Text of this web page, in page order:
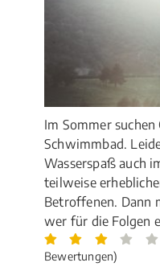
Im Sommer
Schwimmbad.
Wasserspaß auch
teilweise
Betroffenen. Dann
wer für die Folgen
Bewertungen)